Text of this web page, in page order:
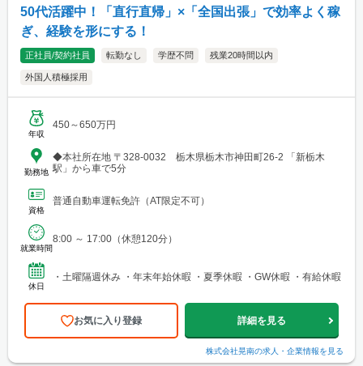
50代活躍中！「直行直帰」×「全国出張」で効率よく稼
ぎ、経験を形にする！
正社員/契約社員 転勤なし 学歴不問 残業20時間以内
外国人積極採用
年収
450～650万円
勤務地
◆本社所在地 〒328-0032 栃木県栃木市神田町26-2 「新栃木
駅」から車で5分
資格
普通自動車運転免許（AT限定不可）
就業時間
8:00 ～ 17:00（休憩120分）
休日
・土曜隔週休み ・年末年始休暇 ・夏季休暇 ・GW休暇 ・有給休暇
お気に入り登録 詳細を見る
株式会社晃南の求人・企業情報を見る